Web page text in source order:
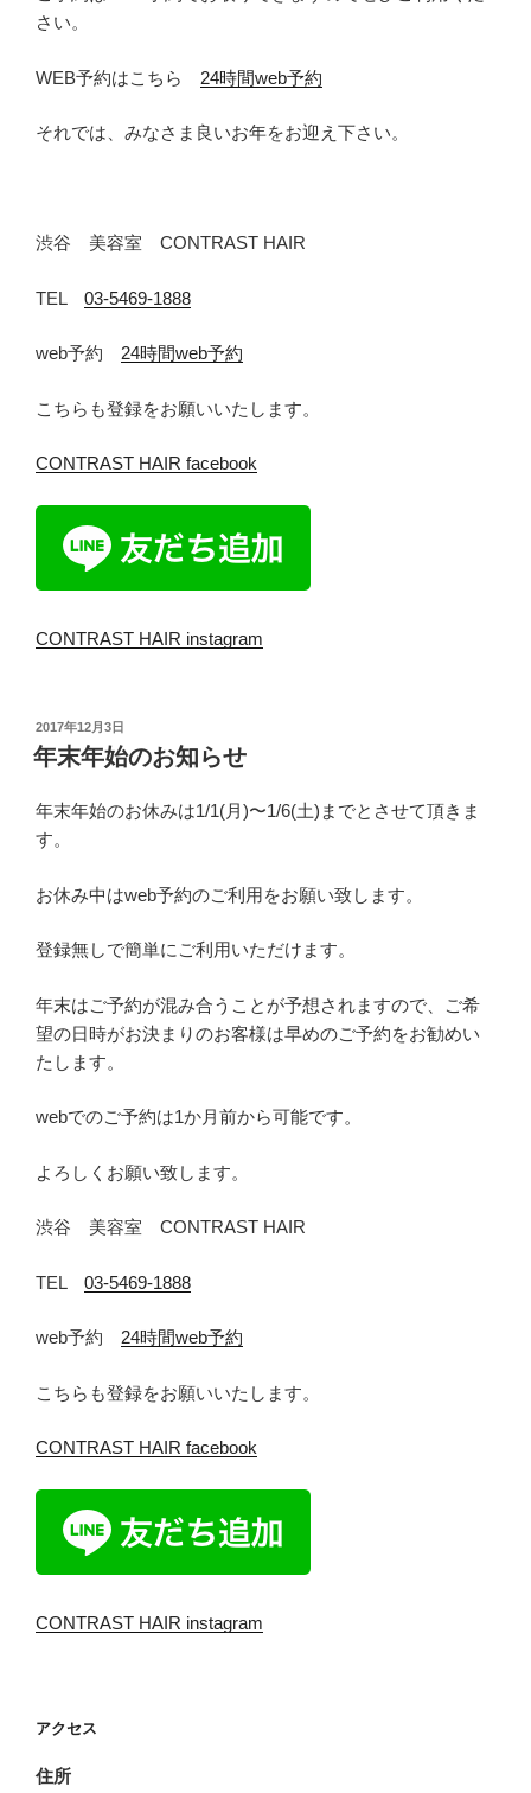
さい。
WEB予約はこちら 24時間web予約
それでは、みなさま良いお年をお迎え下さい。
渋谷 美容室 CONTRAST HAIR
TEL 03-5469-1888
web予約 24時間web予約
こちらも登録をお願いいたします。
CONTRAST HAIR facebook
CONTRAST HAIR instagram
投
稿
日:
2017年12月3日
年末年始のお知らせ
年末年始のお休みは1/1(月)〜1/6(土)までとさせて頂きま
す。
お休み中はweb予約のご利用をお願い致します。
登録無しで簡単にご利用いただけます。
年末はご予約が混み合うことが予想されますので、ご希
望の日時がお決まりのお客様は早めのご予約をお勧めい
たします。
webでのご予約は1か月前から可能です。
よろしくお願い致します。
渋谷 美容室 CONTRAST HAIR
TEL 03-5469-1888
web予約 24時間web予約
こちらも登録をお願いいたします。
CONTRAST HAIR facebook
CONTRAST HAIR instagram
アクセス
住所